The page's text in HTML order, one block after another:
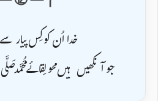
خدا اُن کو کِس پیار
جو آنکھیں ہیں محو لِقائے مُحَمَّد صَلَّی